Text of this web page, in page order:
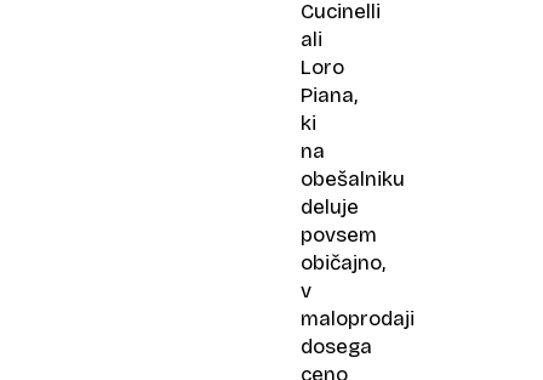
Cucinelli
ali
Loro
Piana,
ki
na
obešalniku
deluje
povsem
običajno,
v
maloprodaji
dosega
ceno